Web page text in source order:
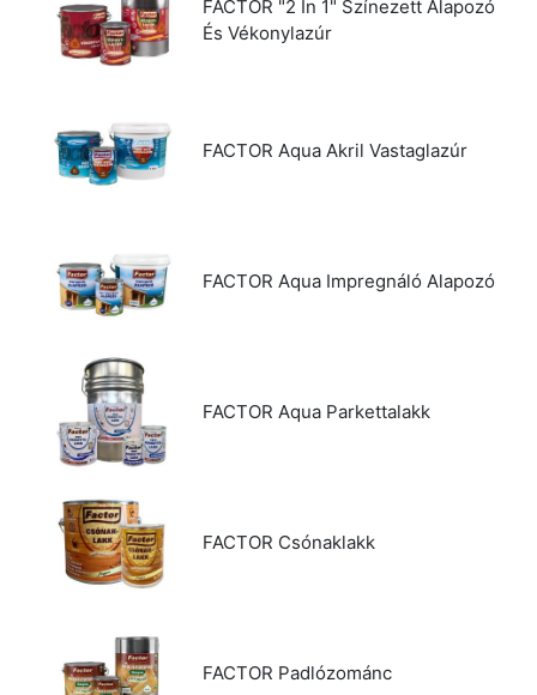
FACTOR "2 In 1" Színezett Alapozó
És Vékonylazúr
FACTOR Aqua Akril Vastaglazúr
FACTOR Aqua Impregnáló Alapozó
FACTOR Aqua Parkettalakk
FACTOR Csónaklakk
FACTOR Padlózománc